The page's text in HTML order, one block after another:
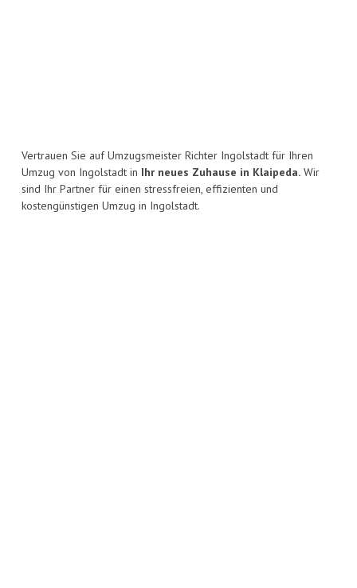
Vertrauen Sie auf Umzugsmeister Richter Ingolstadt für Ihren
Umzug von Ingolstadt in Ihr neues Zuhause in Klaipeda. Wir
sind Ihr Partner für einen stressfreien, effizienten und
kostengünstigen Umzug in Ingolstadt.